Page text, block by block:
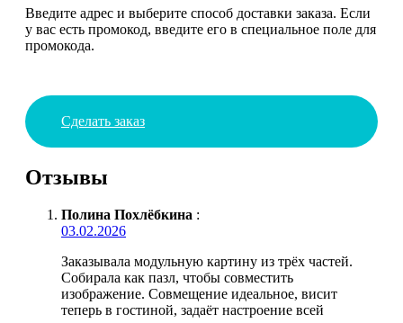
Введите адрес и выберите способ доставки заказа. Если
у вас есть промокод, введите его в специальное поле для
промокода.
Сделать заказ
Отзывы
Полина Похлёбкина :
03.02.2026
Заказывала модульную картину из трёх частей.
Собирала как пазл, чтобы совместить
изображение. Совмещение идеальное, висит
теперь в гостиной, задаёт настроение всей